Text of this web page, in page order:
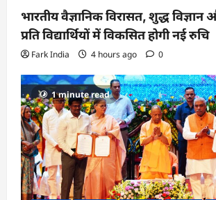
भारतीय वैज्ञानिक विरासत, शुद्ध
प्रति विद्यार्थियों में विकसित होगी नई रुचि
Fark India 4 hours ago 0
1 minute read